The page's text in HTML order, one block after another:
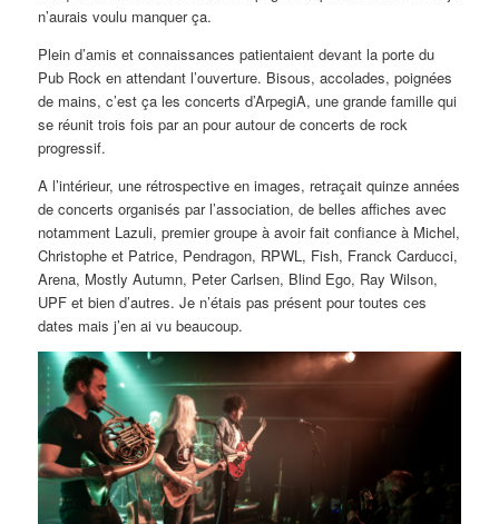
n’aurais voulu manquer ça.
Plein d’amis et connaissances patientaient devant la porte du
Pub Rock en attendant l’ouverture. Bisous, accolades, poignées
de mains, c’est ça les concerts d’ArpegiA, une grande famille qui
se réunit trois fois par an pour autour de concerts de rock
progressif.
A l’intérieur, une rétrospective en images, retraçait quinze années
de concerts organisés par l’association, de belles affiches avec
notamment Lazuli, premier groupe à avoir fait confiance à Michel,
Christophe et Patrice, Pendragon, RPWL, Fish, Franck Carducci,
Arena, Mostly Autumn, Peter Carlsen, Blind Ego, Ray Wilson,
UPF et bien d’autres. Je n’étais pas présent pour toutes ces
dates mais j’en ai vu beaucoup.